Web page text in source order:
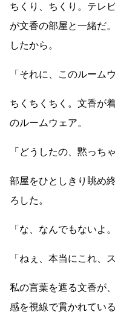
ちくり、ちくり。テレ
が文香の部屋と一緒だ
したから。
「それに、このルーム
ちくちくちく。文香が
のルームウェア。
「どうしたの、黙っち
部屋をひとしきり眺め
ろした。
「な、なんでもないよ
「ねぇ、本当にこれ、
私の言葉を遮る文香が
感を視線で貫かれてい